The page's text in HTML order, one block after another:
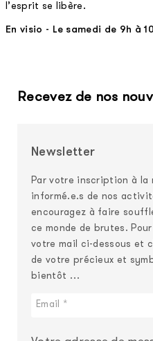
l’esprit se libère.
En visio - Le samedi de 9h à
Recevez de nos
Newsletter
Par votre inscription à la
informé.e.s de nos
encouragez à faire
ce monde de brutes.
votre mail ci-dessous et
de votre précieux et
bientôt …